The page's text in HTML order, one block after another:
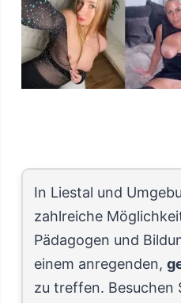
In Liestal und
zahlreiche
Pädagogen und
einem anregenden,
zu treffen. Besuchen